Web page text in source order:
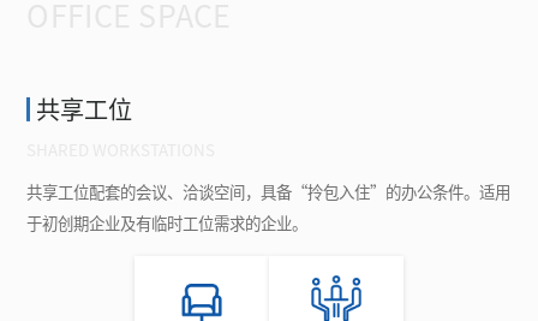
共享工位
共享工位配套的会议、洽谈空间，具备“拎包入住”的办公条件。适用
于初创期企业及有临时工位需求的企业。